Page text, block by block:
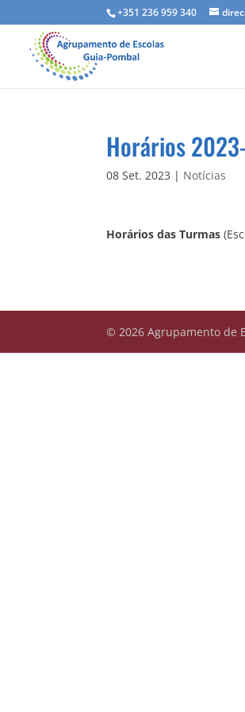
+351 236 959 340
Horários
08 Set. 2023 | Notícias
Horários das Turmas
© 2026 Agrupamento de